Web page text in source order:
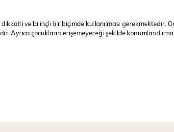
ve bilinçli bir biçimde kullanılması gerekmektedir.
Ayrıca çocukların erişemeyeceği şekilde